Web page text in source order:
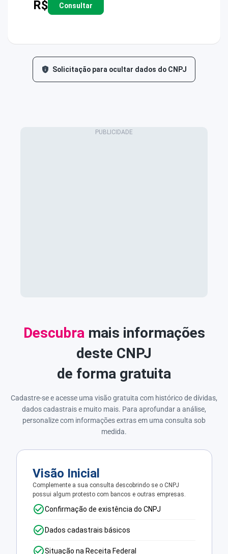
R$ Consultar
Solicitação para ocultar dados do CNPJ
Descubramais informações
deste CNPJ
de forma gratuita
Cadastre-se e acesse uma visão gratuita com histórico de dívidas,
dados cadastrais e muito mais. Para aprofundar a análise,
personalize com informações extras em uma consulta sob
medida.
Visão Inicial
Complemente a sua consulta descobrindo se o CNPJ
possui algum protesto com bancos e outras empresas.
Confirmação de existência do CNPJ
Dados cadastrais básicos
Situação na Receita Federal